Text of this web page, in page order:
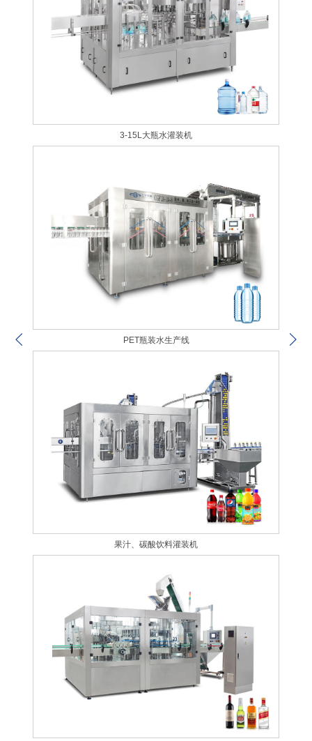
3-15L大瓶水灌装机
PET瓶装水生产线
果汁、碳酸饮料灌装机